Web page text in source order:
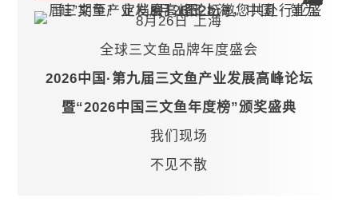
8月26日 上海
全球三文鱼品牌年度盛会
2026中国·第九届三文鱼产业发展高峰论坛
暨“2026中国三文鱼年度榜”颁奖盛典
我们现场
不见不散